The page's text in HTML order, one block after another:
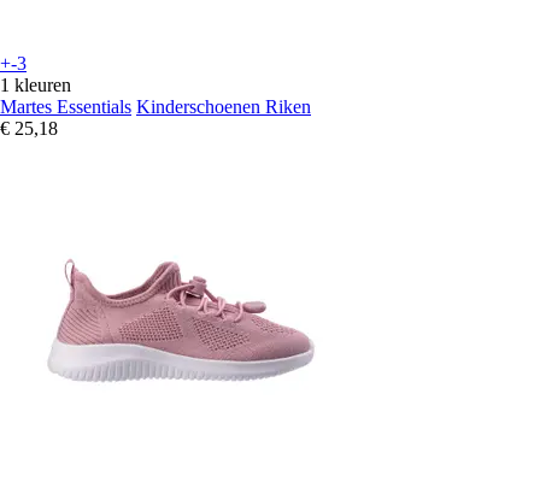
+-3
1 kleuren
Martes Essentials Kinderschoenen Riken
€ 25,18